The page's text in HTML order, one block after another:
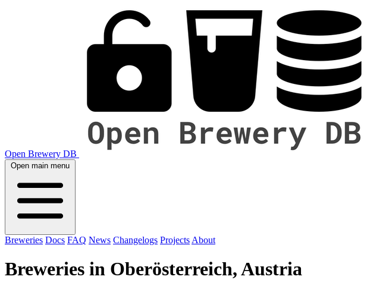
Open Brewery DB
Open main menu
Breweries Docs FAQ News Changelogs Projects About
Breweries in Oberösterreich, Austria